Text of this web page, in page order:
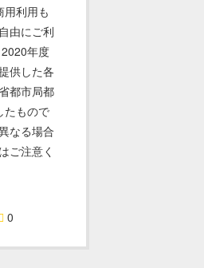
用利用も
由にご利
年度
供した各
都市局都
たもので
なる場合
ご注意く
0